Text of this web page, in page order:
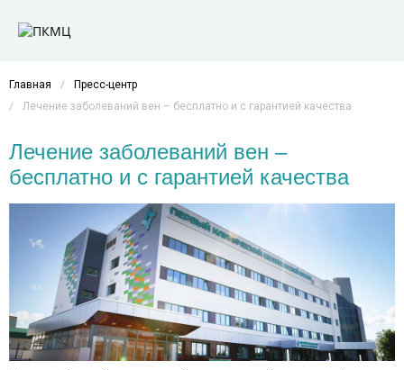
Главная /
Пресс-центр
/
Лечение заболеваний вен – бесплатно и с гарантией качества
Лечение заболеваний вен –
бесплатно и с гарантией качества